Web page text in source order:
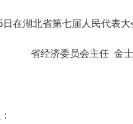
在湖北省第七届人民代表大
省经济委员会主任 金